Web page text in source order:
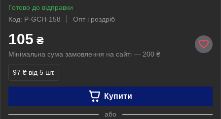
Готово до відправки
Код: P-GCH-158
Опт і роздріб
105 ₴
Мінімальна сума замовлення на сайті — 200 ₴
97 ₴ від 5 шт.
Купити
або